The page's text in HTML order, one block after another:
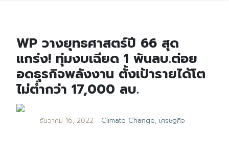
WP วางยุทธศาสตร์ปี 66 สุด
แกร่ง! ทุ่มงบเฉียด 1 พันลบ.ต่อย
อดธุรกิจพลังงาน ตั้งเป้ารายได้โต
ไม่ต่ำกว่า 17,000 ลบ.
ธันวาคม 16, 2022 Climate Change, เศรษฐกิจ